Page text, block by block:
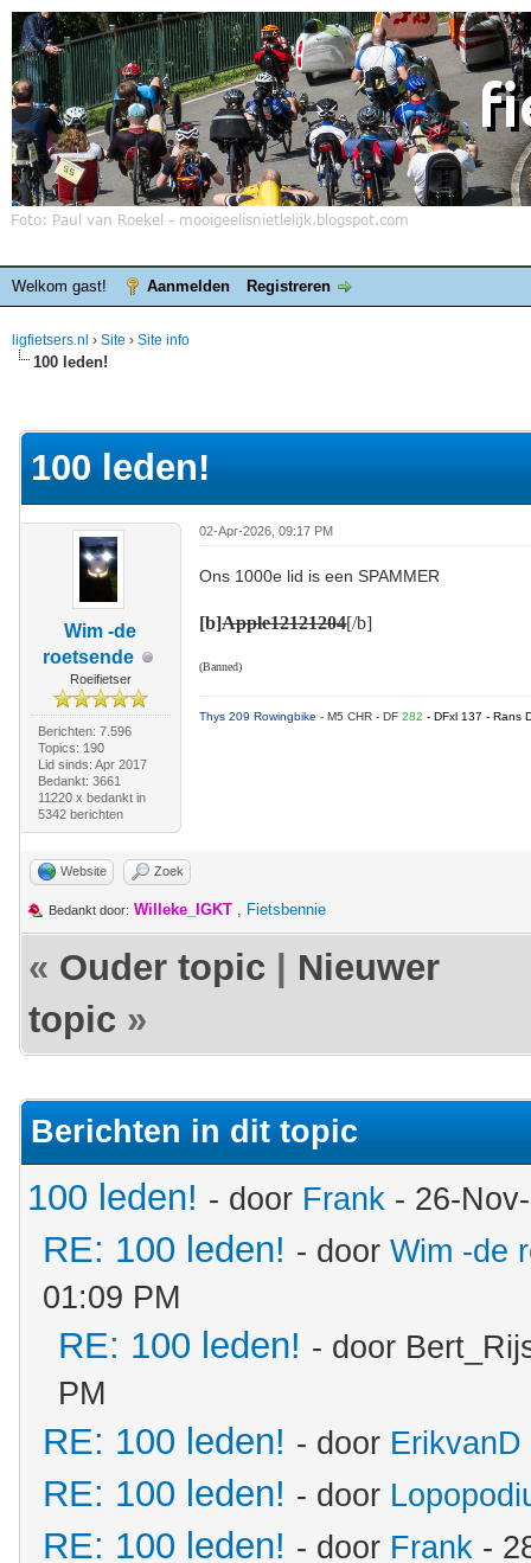
Welkom gast! Aanmelden Registreren
ligfietsers.nl › Site › Site info
100 leden!
100 leden!
Wim -de
roetsende
Roeifietser
Berichten: 7.596
Topics: 190
Lid sinds: Apr 2017
Bedankt: 3661
11220 x bedankt in
5342 berichten
02-Apr-2026, 09:17 PM
Ons 1000e lid is een SPAMMER
[b]Apple12121204[/b]
(Banned)
Thys 209 Rowingbike- M5 CHR - DF282- DFxl 137 - Rans
Website Zoek
Bedankt door: Willeke_IGKT , Fietsbennie
« Ouder topic
Nieuwer
topic »
Berichten in dit topic
100 leden! - door Frank - 26-
RE: 100 leden! - door Wim -de
01:09 PM
RE: 100 leden! - door
PM
RE: 100 leden! - door ErikvanD
RE: 100 leden! - door
RE: 100 leden! - door Frank -